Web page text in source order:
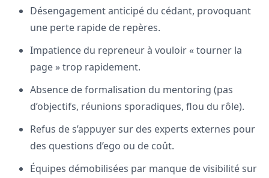
Désengagement anticipé du cédant, provoquant
une perte rapide de repères.
Impatience du repreneur à vouloir « tourner la
page » trop rapidement.
Absence de formalisation du mentoring (pas
d’objectifs, réunions sporadiques, flou du rôle).
Refus de s’appuyer sur des experts externes pour
des questions d’ego ou de coût.
Équipes démobilisées par manque de visibilité sur